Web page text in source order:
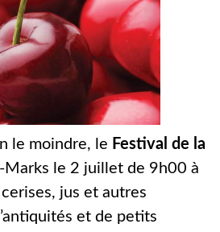
le moindre, le Festival de la
Marks le 2 juillet de 9h00 à
jus et autres
et de petits